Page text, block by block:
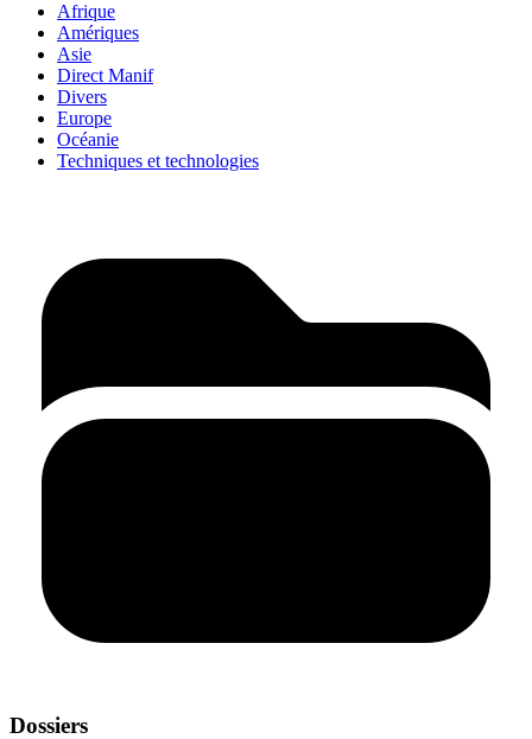
Afrique
Amériques
Asie
Direct Manif
Divers
Europe
Océanie
Techniques et technologies
Dossiers